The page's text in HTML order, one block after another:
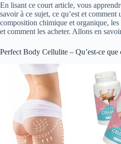
En lisant ce court article, vous
savoir à ce sujet, ce qu’est et
composition chimique et organique, les
et comment les acheter. Allons en
Perfect Body Cellulite – Qu’est-ce que